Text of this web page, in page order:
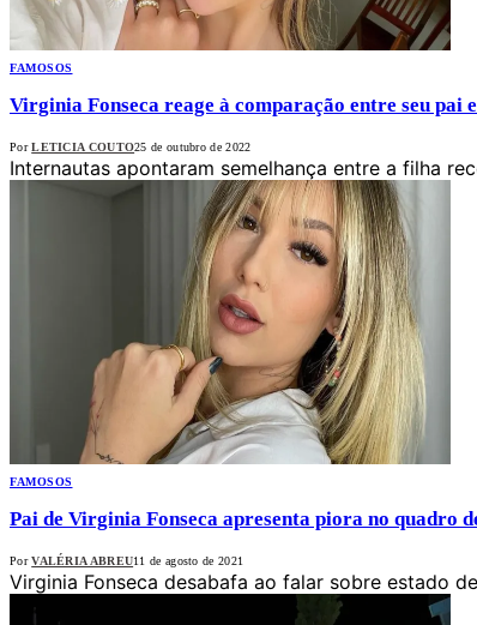
FAMOSOS
Virginia Fonseca reage à comparação entre seu pai
Por LETICIA COUTO25 de outubro de 2022
Internautas apontaram semelhança entre a filha
FAMOSOS
Pai de Virginia Fonseca apresenta piora no quadro
Por VALÉRIA ABREU11 de agosto de 2021
Virginia Fonseca desabafa ao falar sobre estado